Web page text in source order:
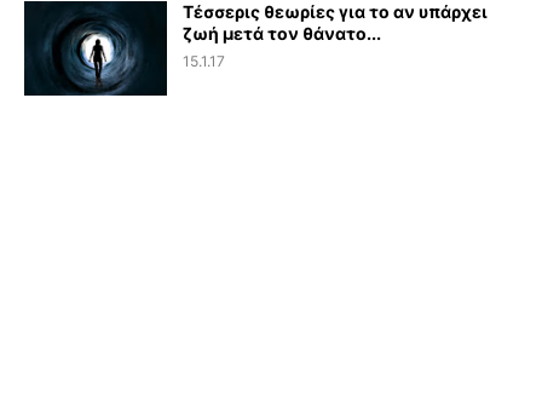
Τέσσερις θεωρίες για το αν υπάρχει
ζωή μετά τον θάνατο...
15.1.17